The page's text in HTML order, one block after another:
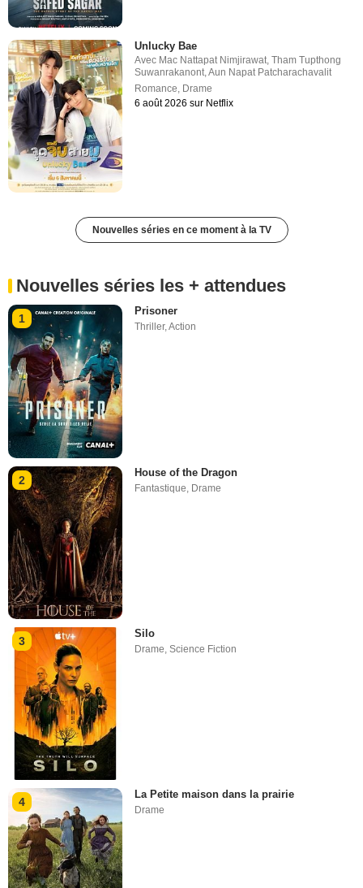
Unlucky Bae
Avec Mac Nattapat Nimjirawat,Tham Tupthong
Suwanrakanont,Aun Napat Patcharachavalit
Romance, Drame
6 août 2026 sur Netflix
Nouvelles séries en ce moment à la TV
Nouvelles séries les + attendues
1
Prisoner
Thriller,Action
2
House of the Dragon
Fantastique Drame
3
Silo
Drame,Science Fiction
4
La Petite maison dans la prairie
Drame